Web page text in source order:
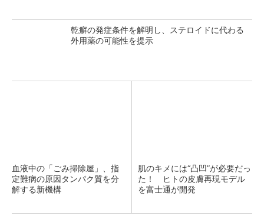
乾癬の発症条件を解明し、ステロイドに代わる
外用薬の可能性を提示
血液中の「ごみ掃除屋」、指
定難病の原因タンパク質を分
解する新機構
肌のキメには“凸凹”が必要だっ
た！ ヒトの皮膚再現モデル
を富士通が開発